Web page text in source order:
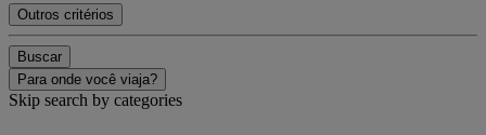
Outros critérios
Buscar
Para onde você viaja?
Skip search by categories